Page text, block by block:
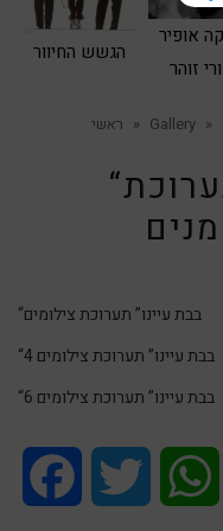
הגשש החיוור
אופיר
זוהר
ראשי » Gallery »
“בבת עיינו” תערוכת
“בבת עיינו” תערוכת צילומים
“בבת עיינו” תערוכת צילומים 4
“בבת עיינו” תערוכת צילומים 6
Facebook Twitter